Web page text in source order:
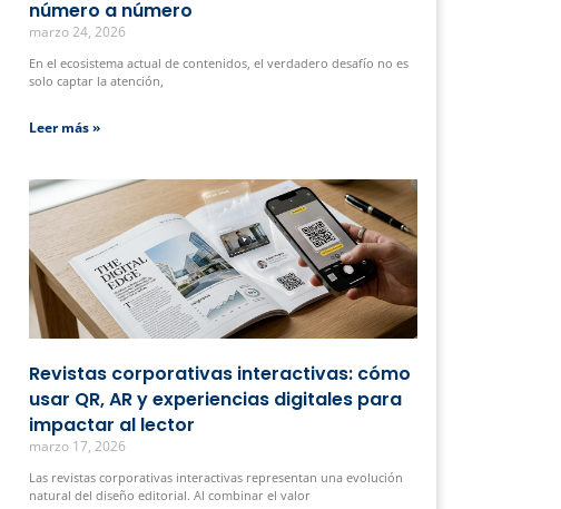
número a número
marzo 24, 2026
En el ecosistema actual de contenidos, el verdadero desafío no es
solo captar la atención,
Leer más »
Revistas corporativas interactivas: cómo
usar QR, AR y experiencias digitales para
impactar al lector
marzo 17, 2026
Las revistas corporativas interactivas representan una evolución
natural del diseño editorial. Al combinar el valor